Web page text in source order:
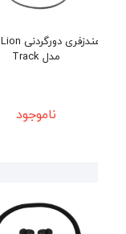
هندزفری دورگردنی Green Lion
ناموجود